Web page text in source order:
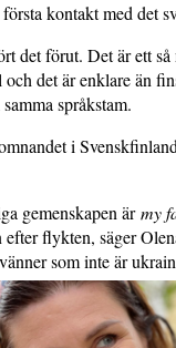
kontakt med det
det förut. Det är ett
och det är enklare än
språkstam.
i
gemenskapen ärmy
flykten, säger
som inte är